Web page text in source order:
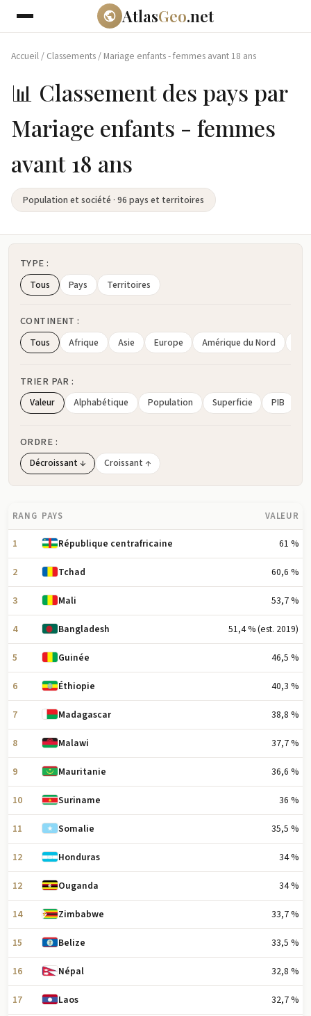
AtlasGeo.net
Accueil/ Classements/ Mariage enfants - femmes avant 18 ans
📊 Classement des pays par
Mariage enfants - femmes
avant 18 ans
Population et société · 96 pays et territoires
TYPE :
Tous Pays Territoires
CONTINENT :
Tous Afrique Asie Europe Amérique du Nord
TRIER PAR :
Valeur Alphabétique Population Superficie PIB
ORDRE :
Décroissant ↓ Croissant ↑
RANG PAYS VALEUR
1 République centrafricaine 61 %
2 Tchad 60,6 %
3 Mali 53,7 %
4 Bangladesh 51,4 % (est. 2019)
5 Guinée 46,5 %
6 Éthiopie 40,3 %
7 Madagascar 38,8 %
8 Malawi 37,7 %
9 Mauritanie 36,6 %
10 Suriname 36 %
11 Somalie 35,5 %
12 Honduras 34 %
12 Ouganda 34 %
14 Zimbabwe 33,7 %
15 Belize 33,5 %
16 Népal 32,8 %
17 Laos 32,7 %